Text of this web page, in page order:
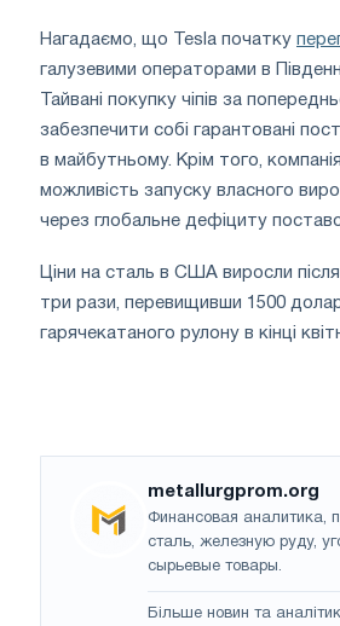
Нагадаємо, що Tesla початку
галузевими операторами в
Тайвані покупку чіпів за
забезпечити собі гарантовані
в майбутньому. Крім того,
можливість запуску власного
через глобальне дефіциту
Ціни на сталь в США виросли після
три рази, перевищивши 1500
гарячекатаного рулону в кінці
metallurgprom.org
Финансовая аналитика,
сталь, железную руду,
сырьевые товары.
Більше новин та